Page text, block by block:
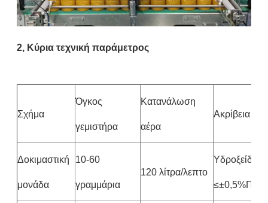
2, Κύρια τεχνική παράμετρος
Σχήμα
Όγκος
γεμιστήρα
Κατανάλωση
αέρα
Ακρίβεια
Δοκιμαστική
μονάδα
10-60
γραμμάρια
120 λίτρα/λεπτο
Υδροξείδιο